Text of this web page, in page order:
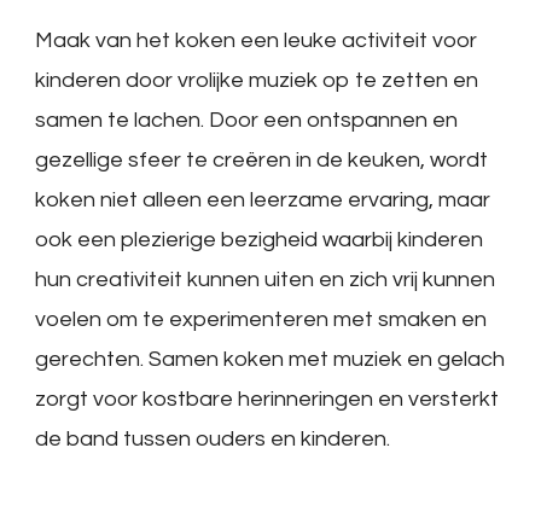
Maak van het koken een leuke activiteit voor
kinderen door vrolijke muziek op te zetten en
samen te lachen. Door een ontspannen en
gezellige sfeer te creëren in de keuken, wordt
koken niet alleen een leerzame ervaring, maar
ook een plezierige bezigheid waarbij kinderen
hun creativiteit kunnen uiten en zich vrij kunnen
voelen om te experimenteren met smaken en
gerechten. Samen koken met muziek en gelach
zorgt voor kostbare herinneringen en versterkt
de band tussen ouders en kinderen.